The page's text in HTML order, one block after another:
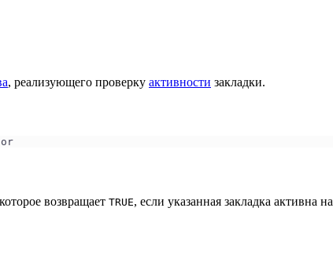
, реализующего проверку активности закладки.
возвращает TRUE, если указанная закладка активна на